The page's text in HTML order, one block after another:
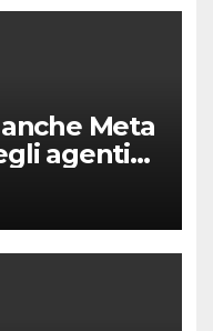
Meta
agenti